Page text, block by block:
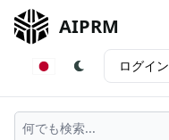
AIPRM
ログイン